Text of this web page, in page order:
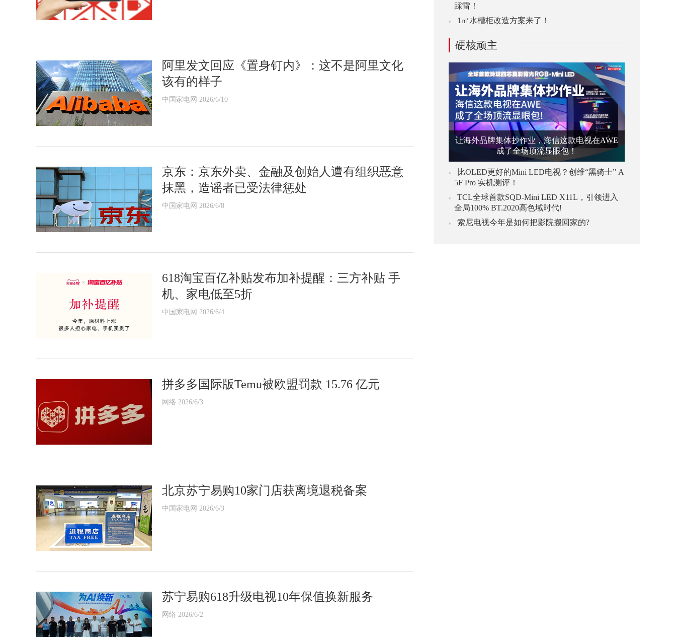
阿里发文回应《置身钉内》：这不是阿里文化
该有的样子
中国家电网 2026/6/10
京东：京东外卖、金融及创始人遭有组织恶意
抹黑，造谣者已受法律惩处
中国家电网 2026/6/8
618淘宝百亿补贴发布加补提醒：三方补贴 手
机、家电低至5折
中国家电网 2026/6/4
拼多多国际版Temu被欧盟罚款 15.76 亿元
网络 2026/6/3
北京苏宁易购10家门店获离境退税备案
中国家电网 2026/6/3
苏宁易购618升级电视10年保值换新服务
网络 2026/6/2
踩雷！
1㎡水槽柜改造方案来了！
硬核顽主
让海外品牌集体抄作业，海信这款电视在AWE
成了全场顶流显眼包！
比OLED更好的Mini LED电视？创维“黑骑士” A
5F Pro 实机测评！
TCL全球首款SQD-Mini LED X11L，引领进入
全局100% BT.2020高色域时代!
索尼电视今年是如何把影院搬回家的?